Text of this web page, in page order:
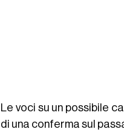
Le voci su un possibile
di una conferma sul